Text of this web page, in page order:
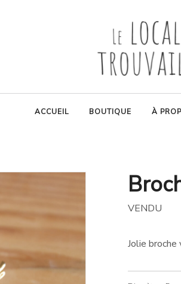
ACCUEIL BOUTIQUE À
VENDU
Jolie